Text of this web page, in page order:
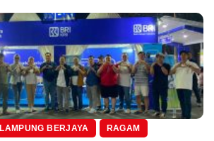
LAMPUNG BERJAYA RAGAM